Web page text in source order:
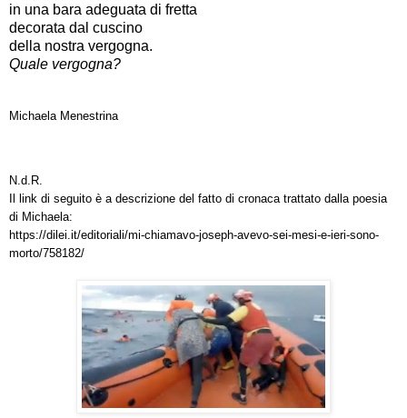
in una bara adeguata di fretta
decorata dal cuscino
della nostra vergogna.
Quale vergogna?
Michaela Menestrina
N.d.R.
Il link di seguito è a descrizione del fatto di cronaca trattato dalla poesia
di Michaela:
https://dilei.it/editoriali/mi-chiamavo-joseph-avevo-sei-mesi-e-ieri-sono-
morto/758182/